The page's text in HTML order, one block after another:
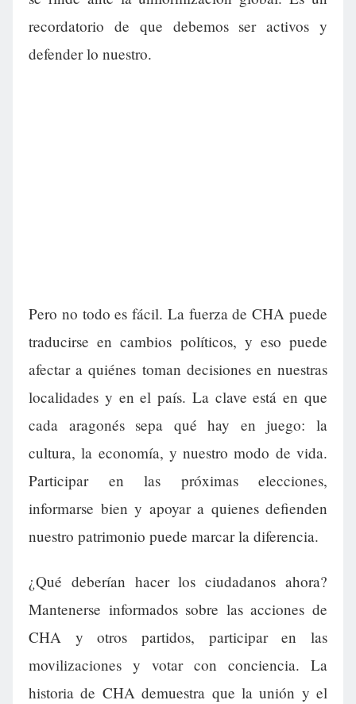
recordatorio de que debemos ser activos y
defender lo nuestro.
Pero no todo es fácil. La fuerza de CHA puede
traducirse en cambios políticos, y eso puede
afectar a quiénes toman decisiones en nuestras
localidades y en el país. La clave está en que
cada aragonés sepa qué hay en juego: la
cultura, la economía, y nuestro modo de vida.
Participar en las próximas elecciones,
informarse bien y apoyar a quienes defienden
nuestro patrimonio puede marcar la diferencia.
¿Qué deberían hacer los ciudadanos ahora?
Mantenerse informados sobre las acciones de
CHA y otros partidos, participar en las
movilizaciones y votar con conciencia. La
historia de CHA demuestra que la unión y el